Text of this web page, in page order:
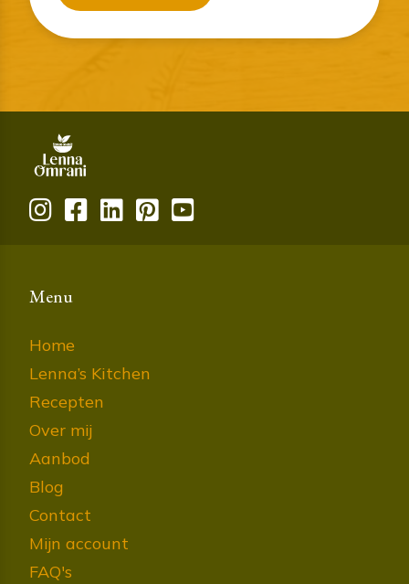
Menu
Home
Lenna’s Kitchen
Recepten
Over mij
Aanbod
Blog
Contact
Mijn account
FAQ's